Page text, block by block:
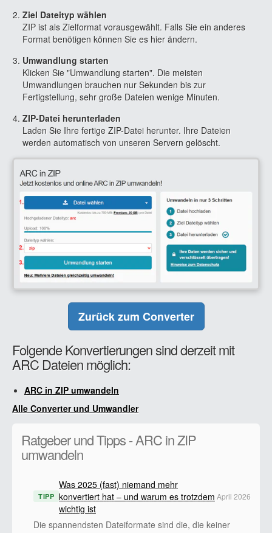
Ziel Dateityp wählen
ZIP ist als Zielformat vorausgewählt. Falls Sie ein anderes
Format benötigen können Sie es hier ändern.
Umwandlung starten
Klicken Sie "Umwandlung starten". Die meisten
Umwandlungen brauchen nur Sekunden bis zur
Fertigstellung, sehr große Dateien wenige Minuten.
ZIP-Datei herunterladen
Laden Sie Ihre fertige ZIP-Datei herunter. Ihre Dateien
werden automatisch von unseren Servern gelöscht.
Zurück zum Converter
Folgende Konvertierungen sind derzeit mit
ARC Dateien möglich:
ARC in ZIP umwandeln
Alle Converter und Umwandler
Ratgeber und Tipps - ARC in ZIP
umwandeln
TIPP
Was 2025 (fast) niemand mehr
konvertiert hat – und warum es trotzdem
wichtig ist
April 2026
Die spannendsten Dateiformate sind die, die keiner